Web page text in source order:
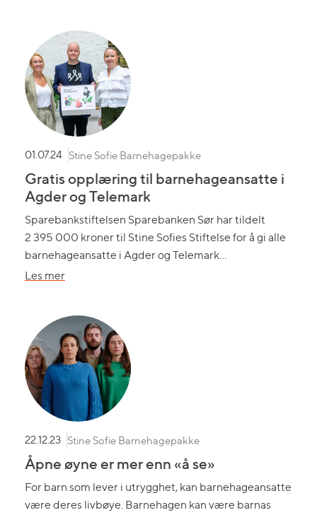
god
effekt
av
Stine
Sofie
Barnehagepakke
01.07.24 Stine Sofie Barnehagepakke
Gratis opplæring til barnehageansatte i
Agder og Telemark
Sparebankstiftelsen Sparebanken Sør har tildelt
2 395 000 kroner til Stine Sofies Stiftelse for å gi alle
barnehageansatte i Agder og Telemark…
Les merom
barnehageansatte
i
Agder
og
Telemark
22.12.23 Stine Sofie Barnehagepakke
Åpne øyne er mer enn «å se»
For barn som lever i utrygghet, kan barnehageansatte
være deres livbøye. Barnehagen kan være barnas